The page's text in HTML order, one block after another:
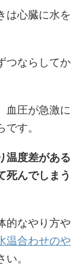
は心臓に水を
つならしてか
血圧が急激に
す。
温度差がある
死んでしまう
的なやり方や
温合わせのや
。